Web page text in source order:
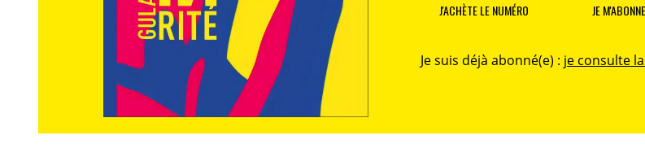
J'ACHÈTE LE NUMÉRO JE
Je suis déjà abonné(e) : je consulte